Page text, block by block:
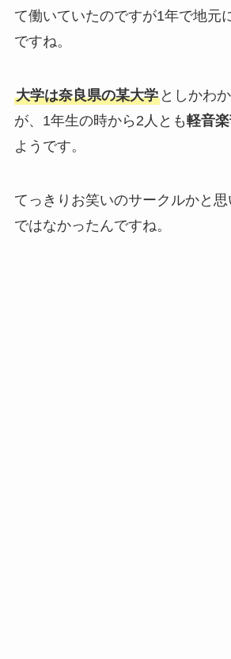
て働いていたのですが1年で地元
ですね。
大学は奈良県の某大学としかわ
が、1年生の時から2人とも軽音
ようです。
てっきりお笑いのサークルかと思
ではなかったんですね。